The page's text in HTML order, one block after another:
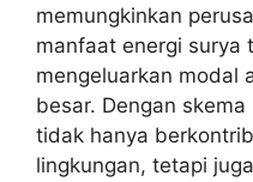
memungkinkan
manfaat energi surya
mengeluarkan modal
besar. Dengan
tidak hanya
lingkungan, tetapi